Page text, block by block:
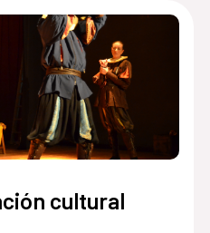
cultural